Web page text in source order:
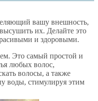
вашу внешность,
их. Делайте это
и здоровыми.
Это самый простой и
любых волос,
волосы, а также
воды, стимулируя этим